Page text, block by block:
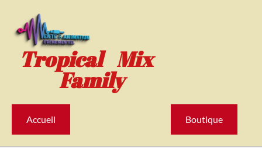
Tropical Mix
Family
Accueil Boutique